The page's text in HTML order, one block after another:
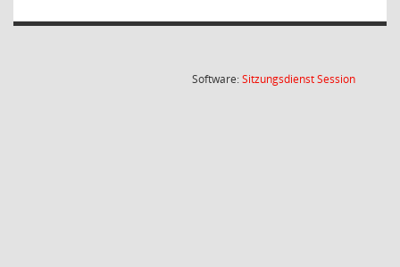
Software:SitzungsdienstSession(Wird in